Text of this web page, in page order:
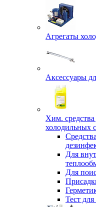
Агрегаты
Аксессуары
Хим. средства
холодильных
Для
Для
Тест для